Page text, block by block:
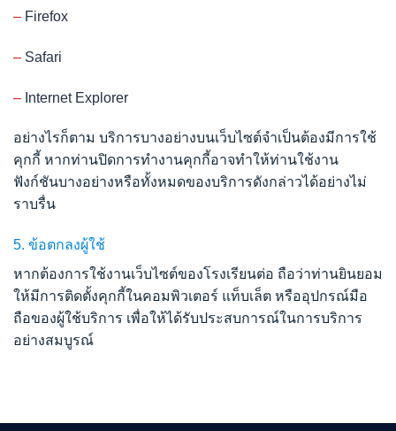
– Firefox
– Safari
– Internet Explorer
อย่างไรก็ตาม บริการบางอย่างบนเว็บไซต์จำเป็นต้องมีการใช้
คุกกี้ หากท่านปิดการทำงานคุกกี้อาจทำให้ท่านใช้งาน
ฟังก์ชันบางอย่างหรือทั้งหมดของบริการดังกล่าวได้อย่างไม่
ราบรื่น
5. ข้อตกลงผู้ใช้
หากต้องการใช้งานเว็บไซต์ของโรงเรียนต่อ ถือว่าท่านยินยอม
ให้มีการติดตั้งคุกกี้ในคอมพิวเตอร์ แท็บเล็ต หรืออุปกรณ์มือ
ถือของผู้ใช้บริการ เพื่อให้ได้รับประสบการณ์ในการบริการ
อย่างสมบูรณ์